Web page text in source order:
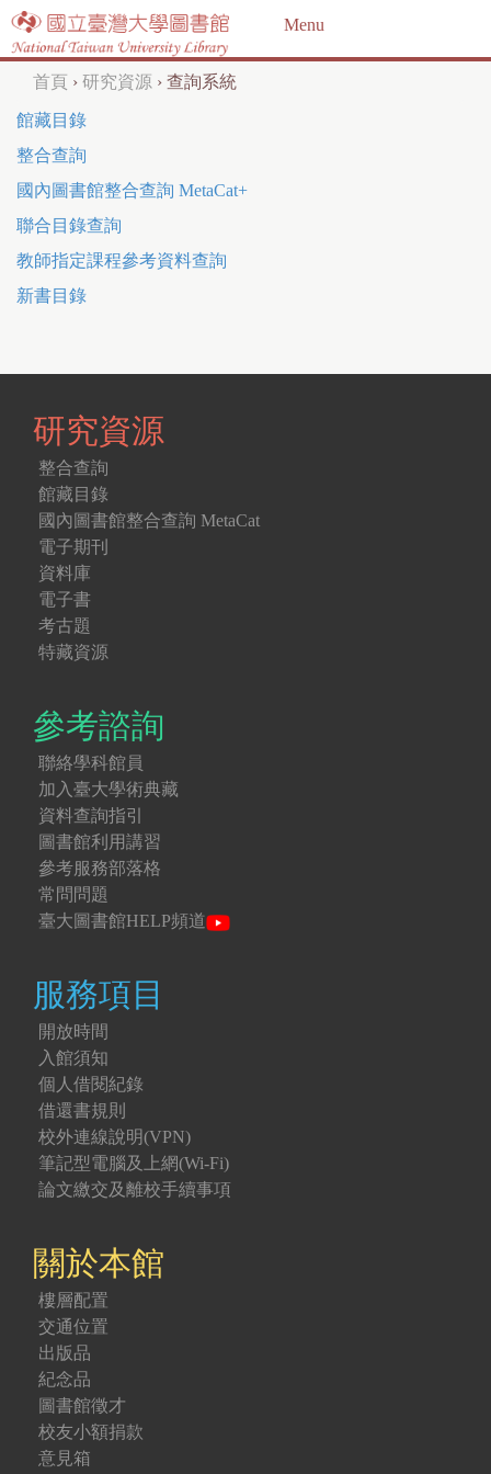
Jump to navigation
Menu
您
在
這
裡
首頁 › 研究資源 › 查詢系統
館藏目錄
整合查詢
國內圖書館整合查詢 MetaCat+
聯合目錄查詢
教師指定課程參考資料查詢
新書目錄
研究資源
整合查詢
館藏目錄
國內圖書館整合查詢 MetaCat
電子期刊
資料庫
電子書
考古題
特藏資源
參考諮詢
聯絡學科館員
加入臺大學術典藏
資料查詢指引
圖書館利用講習
參考服務部落格
常問問題
臺大圖書館HELP頻道
服務項目
開放時間
入館須知
個人借閱紀錄
借還書規則
校外連線說明(VPN)
筆記型電腦及上網(Wi-Fi)
論文繳交及離校手續事項
關於本館
樓層配置
交通位置
出版品
紀念品
圖書館徵才
校友小額捐款
意見箱